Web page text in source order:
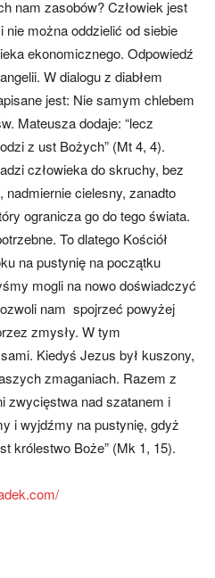
nam zasobów? Człowiek jest
można oddzielić od siebie
ekonomicznego. Odpowiedź
W dialogu z diabłem
jest: Nie samym chlebem
Mateusza dodaje: “lecz
z ust Bożych” (Mt 4, 4).
człowieka do skruchy, bez
cielesny, zanadto
ogranicza go do tego świata.
To dlatego Kościół
na pustynię na początku
mogli na nowo doświadczyć
nam spojrzeć powyżej
zmysły. W tym
Kiedyś Jezus był kuszony,
zmaganiach. Razem z
zwycięstwa nad szatanem i
i wyjdźmy na pustynię, gdyż
królestwo Boże” (Mk 1, 15).